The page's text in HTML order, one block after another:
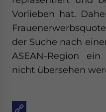
Vorlieben hat.
der Suche nach
ASEAN-Region
nicht übersehen